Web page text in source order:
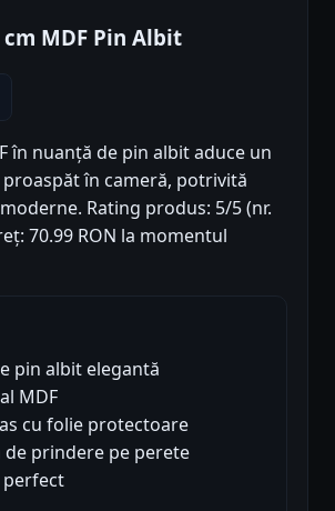
cm MDF Pin Albit
în nuanță de pin albit aduce un
proaspăt în cameră, potrivită
Rating produs: 5/5 (nr.
70.99 RON la momentul
pin albit elegantă
MDF
cu folie protectoare
de prindere pe perete
perfect